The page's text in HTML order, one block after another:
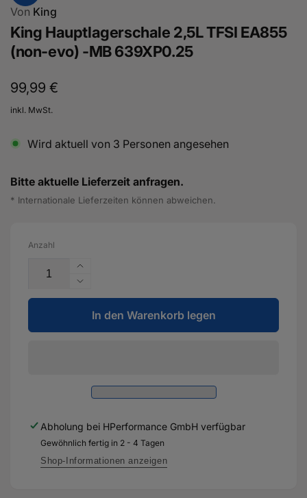
Von King
King Hauptlagerschale 2,5L TFSI EA855
(non-evo) -MB 639XP0.25
Normaler
Preis
99,99 €
inkl. MwSt.
Wird aktuell von 3 Personen angesehen
Bitte aktuelle Lieferzeit anfragen.
* Internationale Lieferzeiten können abweichen.
Anzahl
Erhöhe
die
Menge
für
King
EA855
(non-
-
MB
639XP0.25
Verringere
die
Menge
für
TFSI
EA855
evo)
-
MB
In den Warenkorb legen
Abholung bei HPerformance GmbH verfügbar
Gewöhnlich fertig in 2 - 4 Tagen
Shop-Informationen anzeigen